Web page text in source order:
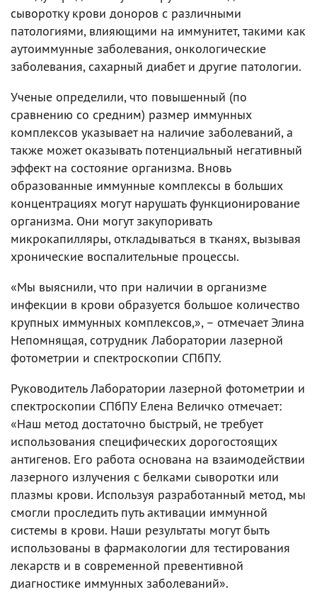
сыворотку крови доноров с различными
патологиями, влияющими на иммунитет, такими как
аутоиммунные заболевания, онкологические
заболевания, сахарный диабет и другие патологии.
Ученые определили, что повышенный (по
сравнению со средним) размер иммунных
комплексов указывает на наличие заболеваний, а
также может оказывать потенциальный негативный
эффект на состояние организма. Вновь
образованные иммунные комплексы в больших
концентрациях могут нарушать функционирование
организма. Они могут закупоривать
микрокапилляры, откладываться в тканях, вызывая
хронические воспалительные процессы.
«Мы выяснили, что при наличии в организме
инфекции в крови образуется большое количество
крупных иммунных комплексов,», – отмечает Элина
Непомнящая, сотрудник Лаборатории лазерной
фотометрии и спектроскопии СПбПУ.
Руководитель Лаборатории лазерной фотометрии и
спектроскопии СПбПУ Елена Величко отмечает:
«Наш метод достаточно быстрый, не требует
использования специфических дорогостоящих
антигенов. Его работа основана на взаимодействии
лазерного излучения с белками сыворотки или
плазмы крови. Используя разработанный метод, мы
смогли проследить путь активации иммунной
системы в крови. Наши результаты могут быть
использованы в фармакологии для тестирования
лекарств и в современной превентивной
диагностике иммунных заболеваний».